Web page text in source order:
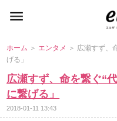
ホーム ＞ エンタメ ＞ 広瀬すず、
げる」
広瀬すず、命を繋ぐ“
に繋げる」
2018-01-11 13:43